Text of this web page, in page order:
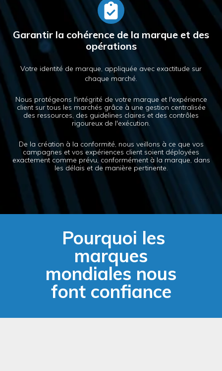
Garantir la cohérence de la marque et des
opérations
Votre identité de marque, appliquée avec exactitude sur
chaque marché.
Nous protégeons l'intégrité de votre marque et l'expérience
client sur tous les marchés grâce à une gestion centralisée
des ressources, des guidelines claires et des contrôles
rigoureux de l'exécution.
De la création à la conformité, nous veillons à ce que vos
campagnes et vos expériences client soient déployées
exactement comme prévu, conformément à la marque, dans
les délais et de manière pertinente.
Pourquoi les
marques
mondiales nous
font confiance